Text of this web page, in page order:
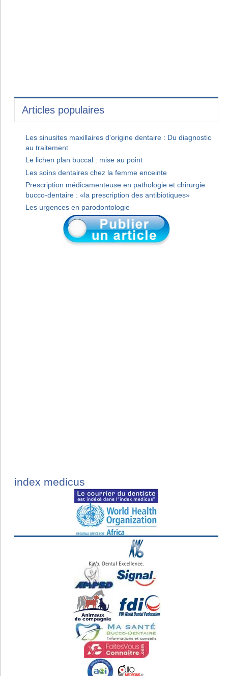
Articles populaires
Les sinusites maxillaires d'origine dentaire : Du diagnostic
au traitement
Le lichen plan buccal : mise au point
Les soins dentaires chez la femme enceinte
Prescription médicamenteuse en pathologie et chirurgie
bucco-dentaire : «la prescription des antibiotiques»
Les urgences en parodontologie
index medicus